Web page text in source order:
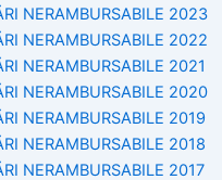
NERAMBURSABILE 2023
NERAMBURSABILE 2022
NERAMBURSABILE 2021
NERAMBURSABILE 2020
NERAMBURSABILE 2019
NERAMBURSABILE 2018
NERAMBURSABILE 2017